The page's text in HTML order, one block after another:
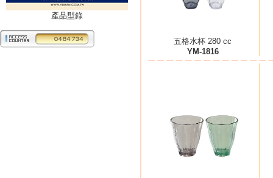
產品型錄
五格水杯 280 cc
YM-1816